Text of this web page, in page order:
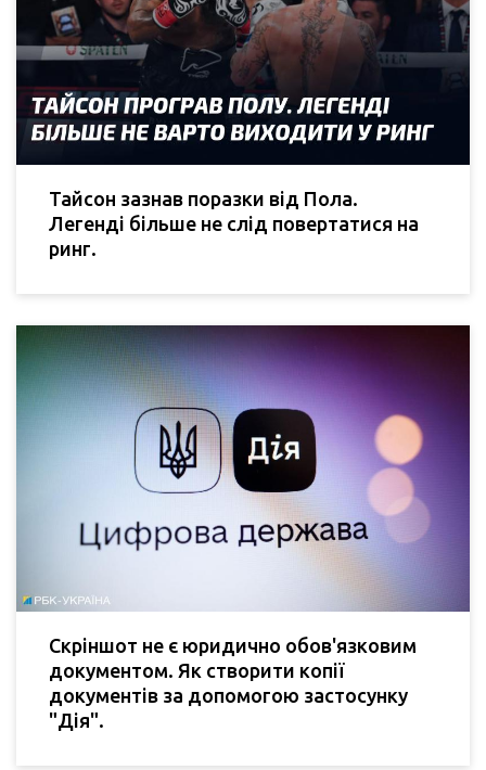
Тайсон зазнав поразки від Пола.
Легенді більше не слід повертатися на
ринг.
Скріншот не є юридично обов'язковим
документом. Як створити копії
документів за допомогою застосунку
"Дія".